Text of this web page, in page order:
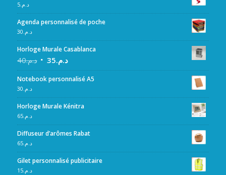
د.م.5
Agenda personnalisé de poche
د.م.30
Horloge Murale Casablanca
د.م.40 د.م.35
Notebook personnalisé A5
د.م.30
Horloge Murale Kénitra
د.م.65
Diffuseur d’arômes Rabat
د.م.65
Gilet personnalisé publicitaire
د.م.15